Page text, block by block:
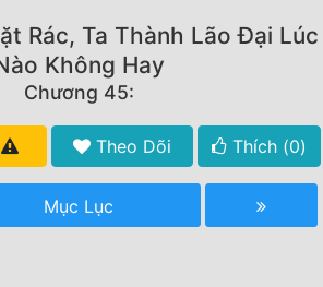
Rác, Ta Thành Lão Đại Lúc
Không Hay
Chương 45:
Theo Dõi Thích (0)
Mục Lục